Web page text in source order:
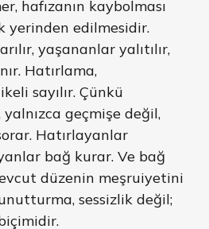
hafızanın kaybolması
yerinden edilmesidir.
yaşananlar yalıtılır,
Hatırlama,
sayılır. Çünkü
geçmişe değil,
Hatırlayanlar
bağ kurar. Ve bağ
düzenin meşruiyetini
sessizlik değil;